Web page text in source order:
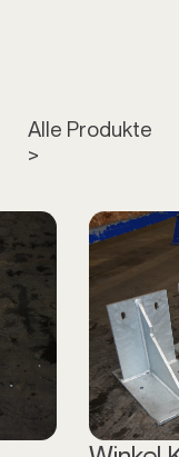
Alle Produkte
>